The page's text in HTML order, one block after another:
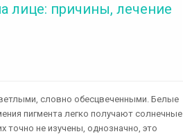
лице: причины, лечение
словно обесцвеченными. Белые
пигмента легко получают солнечные
не изучены, однозначно, это